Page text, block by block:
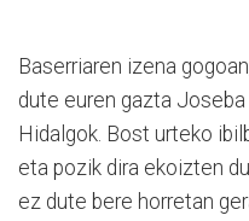
Baserriaren izena
dute euren gazta
Hidalgok. Bost urteko
eta pozik dira ekoizten
ez dute bere horretan